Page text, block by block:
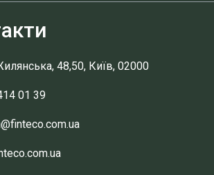
48,50, Київ, 02000
01 39